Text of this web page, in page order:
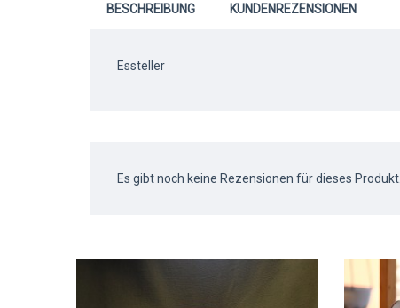
BESCHREIBUNG KUNDENREZENSIONEN
Essteller
Es gibt noch keine Rezensionen für dieses Produkt.